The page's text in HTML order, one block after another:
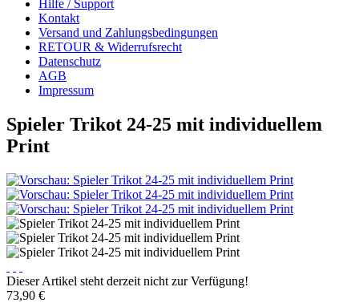
Hilfe / Support
Kontakt
Versand und Zahlungsbedingungen
RETOUR & Widerrufsrecht
Datenschutz
AGB
Impressum
Spieler Trikot 24-25 mit individuellem
Print
Dieser Artikel steht derzeit nicht zur Verfügung!
73,90 €